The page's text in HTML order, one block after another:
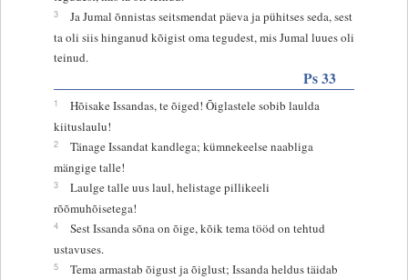
3
Ja Jumal õnnistas seitsmendat päeva ja pühitses seda, sest
ta oli siis hinganud kõigist oma tegudest, mis Jumal luues oli
teinud.
Ps 33
1
Hõisake Issandas, te õiged! Õiglastele sobib laulda
kiituslaulu!
2
Tänage Issandat kandlega; kümnekeelse naabliga
mängige talle!
3
Laulge talle uus laul, helistage pillikeeli
rõõmuhõisetega!
4
Sest Issanda sõna on õige, kõik tema tööd on tehtud
ustavuses.
5
Tema armastab õigust ja õiglust; Issanda heldus täidab